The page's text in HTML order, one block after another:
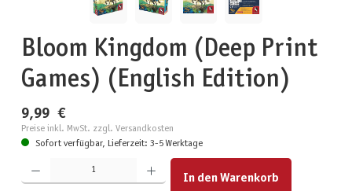
Bloom Kingdom (Deep Print
Games) (English Edition)
9,99 €
Preise inkl. MwSt. zzgl. Versandkosten
Sofort verfügbar, Lieferzeit: 3-5 Werktage
Produkt Anzahl: Gib den gewünschten Wert ein oder benutze die Schaltflächen um die Anzahl zu
In den Warenkorb